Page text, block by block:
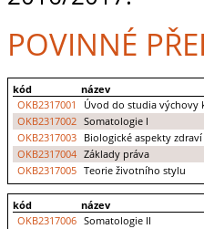
POVINNÉ
kód název
OKB2317001
Úvod do studia výchovy
OKB2317002 Somatologie I
OKB2317003
Biologické aspekty zdraví
OKB2317004 Základy práva
OKB2317005 Teorie životního stylu
kód název
OKB2317006 Somatologie II